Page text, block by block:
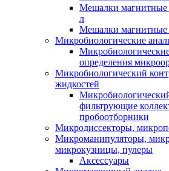
Мешалки
л
Мешалки магнитные
Микробиологические
определения
Микробиологический
жидкостей
фильтрующие
пробоотборники
Микродиссекторы,
Микроманипуляторы,
микрокузницы, пулеры
Аксессуары